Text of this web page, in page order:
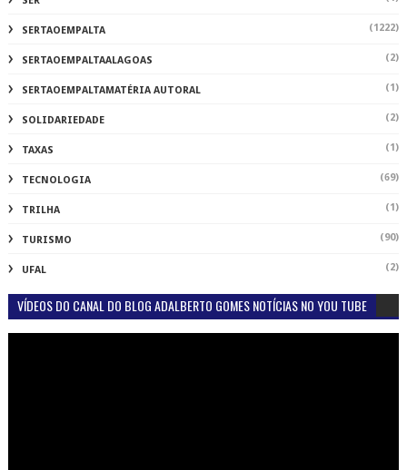
SERTAOEMPALTA (1222)
SERTAOEMPALTAALAGOAS (2)
SERTAOEMPALTAMATÉRIA AUTORAL (1)
SOLIDARIEDADE (2)
TAXAS (1)
TECNOLOGIA (69)
TRILHA (1)
TURISMO (90)
UFAL (2)
VÍDEOS DO CANAL DO BLOG ADALBERTO GOMES NOTÍCIAS NO YOU TUBE